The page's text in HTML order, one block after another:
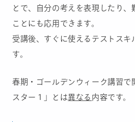
とで、自分の考えを表現したり、
ことにも応用できます。
受講後、すぐに使えるテストスキ
す。
春期・ゴールデンウィーク講習で
スター１」とは異なる 内容です。